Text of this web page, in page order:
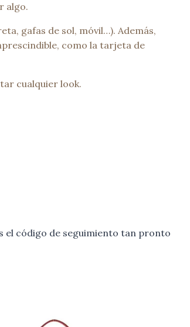
algo.
gafas de sol, móvil…). Además,
como la tarjeta de
cualquier look.
el código de seguimiento tan pronto